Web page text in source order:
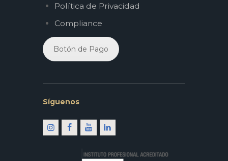
Política de Privacidad
Compliance
Botón de Pago
Síguenos